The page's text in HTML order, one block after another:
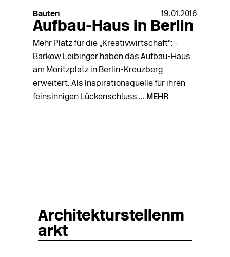
Bauten 19.01.2016
Aufbau-Haus in Berlin
Mehr Platz für die „Kreativwirtschaft“: ­
Barkow Leibinger haben das ­Aufbau-Haus
am Moritzplatz in Berlin-Kreuzberg
erweitert. Als Inspirationsquelle für ihren
feinsinnigen Lückenschluss ... MEHR
Architekturstellenm
arkt